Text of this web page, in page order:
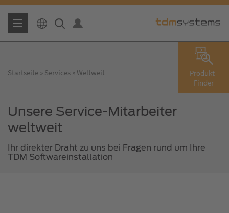
Produkt-
Finder
Startseite Services Weltweit
Unsere Service-Mitarbeiter
weltweit
Ihr direkter Draht zu uns bei Fragen rund um Ihre
TDM Softwareinstallation